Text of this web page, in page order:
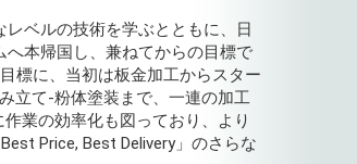
ベルの技術を学ぶとともに、日
本帰国し、兼ねてからの目標で
標に、当初は板金加工からスター
立て-粉体塗装まで、一連の加工
業の効率化も図っており、より
Price, Best Delivery」のさらな